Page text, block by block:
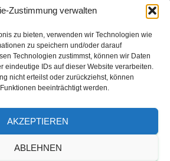
Zustimmung verwalten
zu bieten, verwenden wir Technologien wie
zu speichern und/oder darauf
Technologien zustimmst, können wir Daten
eindeutige IDs auf dieser Website verarbeiten.
nicht erteilst oder zurückziehst, können
beeinträchtigt werden.
AKZEPTIEREN
ABLEHNEN